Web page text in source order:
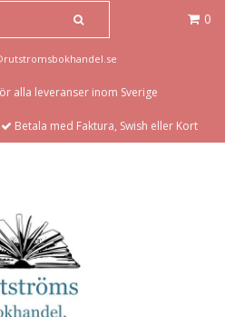
0
alla leveranser inom Sverige
Betala med Faktura, Swish eller Kort